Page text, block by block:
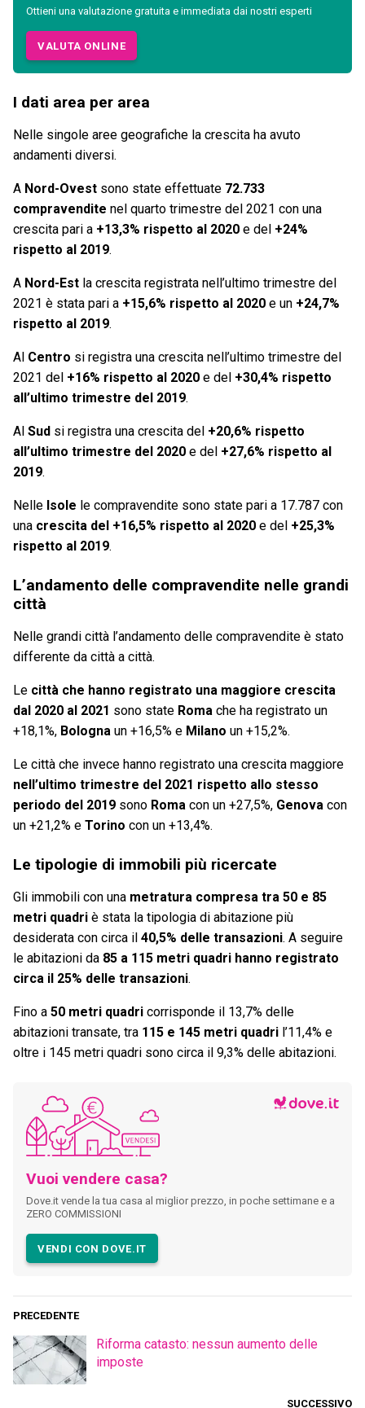
Ottieni una valutazione gratuita e immediata dai nostri esperti
VALUTA ONLINE
I dati area per area
Nelle singole aree geografiche la crescita ha avuto
andamenti diversi.
A Nord-Ovest sono state effettuate 72.733
compravendite nel quarto trimestre del 2021 con una
crescita pari a +13,3% rispetto al 2020 e del +24%
rispetto al 2019.
A Nord-Est la crescita registrata nell’ultimo trimestre del
2021 è stata pari a +15,6% rispetto al 2020 e un +24,7%
rispetto al 2019.
Al Centro si registra una crescita nell’ultimo trimestre del
2021 del +16% rispetto al 2020 e del +30,4% rispetto
all’ultimo trimestre del 2019.
Al Sud si registra una crescita del +20,6% rispetto
all’ultimo trimestre del 2020 e del +27,6% rispetto al
2019.
Nelle Isole le compravendite sono state pari a 17.787 con
una crescita del +16,5% rispetto al 2020 e del +25,3%
rispetto al 2019.
L’andamento delle compravendite nelle grandi
città
Nelle grandi città l’andamento delle compravendite è stato
differente da città a città.
Le città che hanno registrato una maggiore crescita
dal 2020 al 2021 sono state Roma che ha registrato un
+18,1%, Bologna un +16,5% e Milano un +15,2%.
Le città che invece hanno registrato una crescita maggiore
nell’ultimo trimestre del 2021 rispetto allo stesso
periodo del 2019 sono Roma con un +27,5%, Genova con
un +21,2% e Torino con un +13,4%.
Le tipologie di immobili più ricercate
Gli immobili con una metratura compresa tra 50 e 85
metri quadri è stata la tipologia di abitazione più
desiderata con circa il 40,5% delle transazioni. A seguire
le abitazioni da 85 a 115 metri quadri hanno registrato
circa il 25% delle transazioni.
Fino a 50 metri quadri corrisponde il 13,7% delle
abitazioni transate, tra 115 e 145 metri quadri l’11,4% e
oltre i 145 metri quadri sono circa il 9,3% delle abitazioni.
Vuoi vendere casa?
Dove.it vende la tua casa al miglior prezzo, in poche settimane e a
ZERO COMMISSIONI
VENDI CON DOVE.IT
PRECEDENTE
Riforma catasto: nessun aumento delle
imposte
SUCCESSIVO